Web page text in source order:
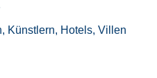
Künstlern, Hotels, Villen